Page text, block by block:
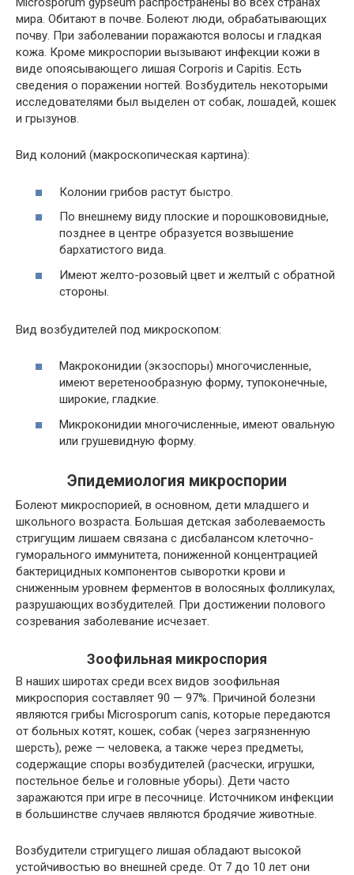
мира. Обитают в почве. Болеют люди, обрабатывающих
почву. При заболевании поражаются волосы и гладкая
кожа. Кроме микроспории вызывают инфекции кожи в
виде опоясывающего лишая Сorporis и Capitis. Есть
сведения о поражении ногтей. Возбудитель некоторыми
исследователями был выделен от собак, лошадей, кошек
и грызунов.
Вид колоний (макроскопическая картина):
Колонии грибов растут быстро.
По внешнему виду плоские и порошкововидные,
позднее в центре образуется возвышение
бархатистого вида.
Имеют желто-розовый цвет и желтый с обратной
стороны.
Вид возбудителей под микроскопом:
Макроконидии (экзоспоры) многочисленные,
имеют веретенообразную форму, тупоконечные,
широкие, гладкие.
Микроконидии многочисленные, имеют овальную
или грушевидную форму.
Эпидемиология микроспории
Болеют микроспорией, в основном, дети младшего и
школьного возраста. Большая детская заболеваемость
стригущим лишаем связана с дисбалансом клеточно-
гуморального иммунитета, пониженной концентрацией
бактерицидных компонентов сыворотки крови и
сниженным уровнем ферментов в волосяных фолликулах,
разрушающих возбудителей. При достижении полового
созревания заболевание исчезает.
Зоофильная микроспория
В наших широтах среди всех видов зоофильная
микроспория составляет 90 — 97%. Причиной болезни
являются грибы Microsporum canis, которые передаются
от больных котят, кошек, собак (через загрязненную
шерсть), реже — человека, а также через предметы,
содержащие споры возбудителей (расчески, игрушки,
постельное белье и головные уборы). Дети часто
заражаются при игре в песочнице. Источником инфекции
в большинстве случаев являются бродячие животные.
Возбудители стригущего лишая обладают высокой
устойчивостью во внешней среде. От 7 до 10 лет они